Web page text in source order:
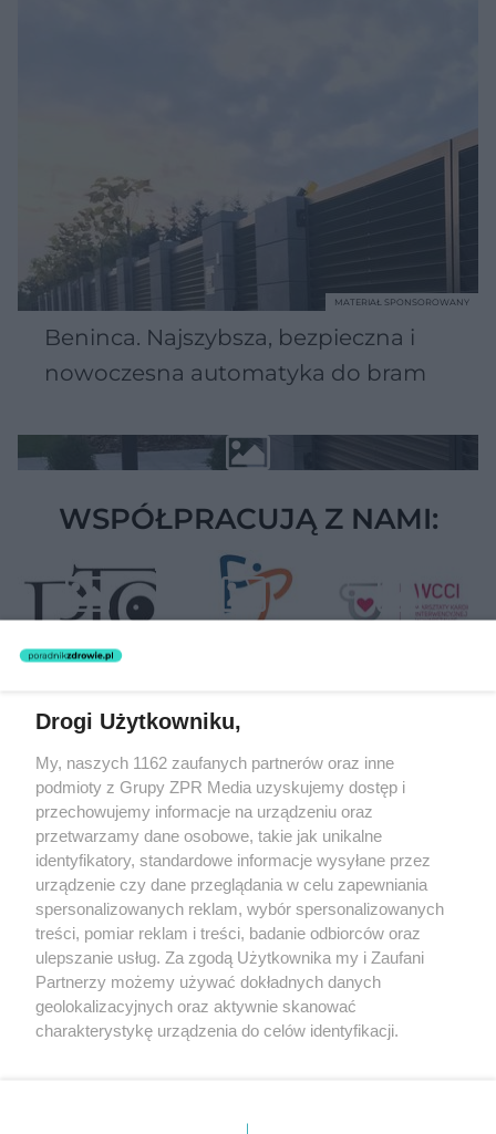
Beninca. Najszybsza, bezpieczna i
nowoczesna automatyka do bram
MATERIAŁ SPONSOROWANY
WSPÓŁPRACUJĄ Z NAMI:
Żaden utwór zamieszczony w serwisie nie może być powielany i
rozpowszechniany lub dalej rozpowszechniany w jakikolwiek sposób
(w tym także elektroniczny lub mechaniczny) na jakimkolwiek polu
eksploatacji w jakiejkolwiek formie, włącznie z umieszczaniem w
Internecie bez pisemnej zgody właściciela praw. Jakiekolwiek użycie
lub wykorzystanie utworów w całości lub w części z naruszeniem
prawa, tzn. bez właściwej zgody, jest zabronione pod groźbą kary i
może być ścigane prawnie.
O nas
Nasze serwisy
Drogi Użytkowniku,
My, naszych 1162 zaufanych partnerów oraz inne
podmioty z Grupy ZPR Media uzyskujemy dostęp i
przechowujemy informacje na urządzeniu oraz
przetwarzamy dane osobowe, takie jak unikalne
identyfikatory, standardowe informacje wysyłane przez
urządzenie czy dane przeglądania w celu zapewniania
spersonalizowanych reklam, wybór spersonalizowanych
treści, pomiar reklam i treści, badanie odbiorców oraz
ulepszanie usług. Za zgodą Użytkownika my i Zaufani
Partnerzy możemy używać dokładnych danych
geolokalizacyjnych oraz aktywnie skanować
charakterystykę urządzenia do celów identyfikacji.
zmienić/wycofać klikając przycisk ustawień prywatności